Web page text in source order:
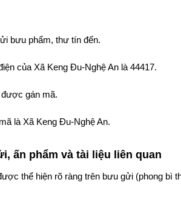
bưu phẩm, thư tín đến.
của Xã Keng Đu-Nghệ An là 44417.
gán mã.
là Xã Keng Đu-Nghệ An.
ấn phẩm và tài liệu liên quan
thể hiện rõ ràng trên bưu gửi (phong bì